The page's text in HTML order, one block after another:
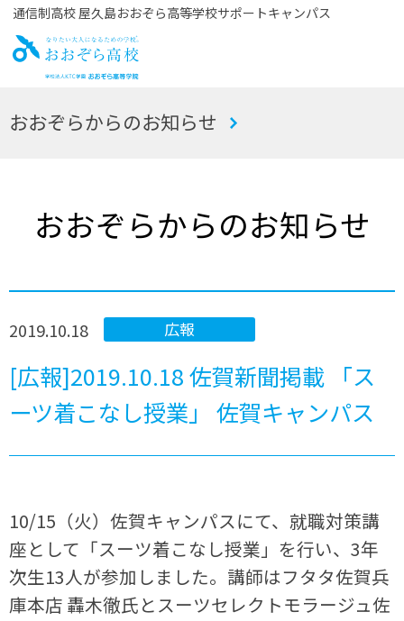
通信制高校 屋久島おおぞら高等学校サポートキャンパス
お
おおぞらからのお知らせ
おおぞらからのお知らせ
2019.10.18 広報
[広報]2019.10.18 佐賀新聞掲載 「ス
ーツ着こなし授業」 佐賀キャンパス
10/15（火）佐賀キャンパスにて、就職対策講
座として「スーツ着こなし授業」を行い、3年
次生13人が参加しました。講師はフタタ佐賀兵
庫本店 轟木徹氏とスーツセレクトモラージュ佐